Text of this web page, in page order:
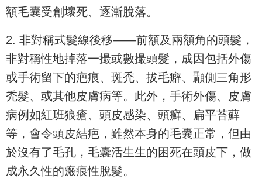
額毛囊受創壞死、逐漸脫落。
2. 非對稱式髮線後移——前額及兩額角的頭髮，
非對稱性地掉落一撮或數撮頭髮，成因包括外傷
或手術留下的疤痕、斑禿、拔毛癖、顳側三角形
禿髮、或其他皮膚病等。此外，手術外傷、皮膚
病例如紅班狼瘡、頭皮感染、頭癬、扁平苔蘚
等，會令頭皮結疤，雖然本身的毛囊正常，但由
於沒有了毛孔，毛囊活生生的困死在頭皮下，做
成永久性的瘢痕性脫髮。